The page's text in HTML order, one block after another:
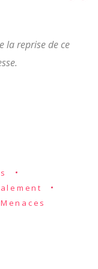
la reprise de ce
Menaces